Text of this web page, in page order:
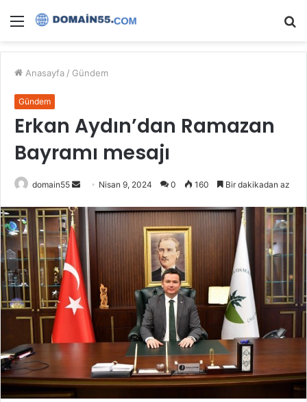
Menü
Anasayfa / Gündem
Gündem
Erkan Aydın’dan Ramazan
Bayramı mesajı
domain55
Bir
posta
göndermek
Nisan 9, 2024 0 160 Bir dakikadan az